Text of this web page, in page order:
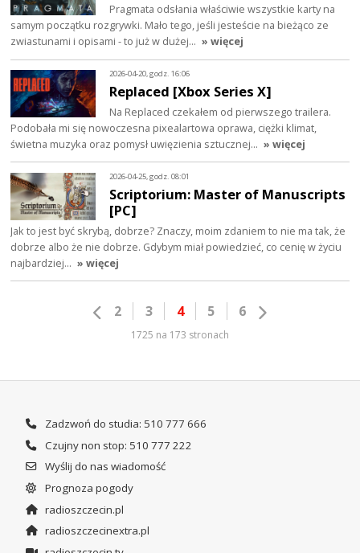
Pragmata odsłania właściwie wszystkie karty na
samym początku rozgrywki. Mało tego, jeśli jesteście na bieżąco ze
zwiastunami i opisami - to już w dużej… » więcej
2026-04-20, godz. 16:06
Replaced [Xbox Series X]
Na Replaced czekałem od pierwszego trailera.
Podobała mi się nowoczesna pixealartowa oprawa, ciężki klimat,
świetna muzyka oraz pomysł uwięzienia sztucznej… » więcej
2026-04-25, godz. 08:01
Scriptorium: Master of Manuscripts
[PC]
Jak to jest być skrybą, dobrze? Znaczy, moim zdaniem to nie ma tak, że
dobrze albo że nie dobrze. Gdybym miał powiedzieć, co cenię w życiu
najbardziej… » więcej
2 3 4 5 6
1725 na 173 stronach
Zadzwoń do studia: 510 777 666
Czujny non stop: 510 777 222
Wyślij do nas wiadomość
Prognoza pogody
radioszczecin.pl
radioszczecinextra.pl